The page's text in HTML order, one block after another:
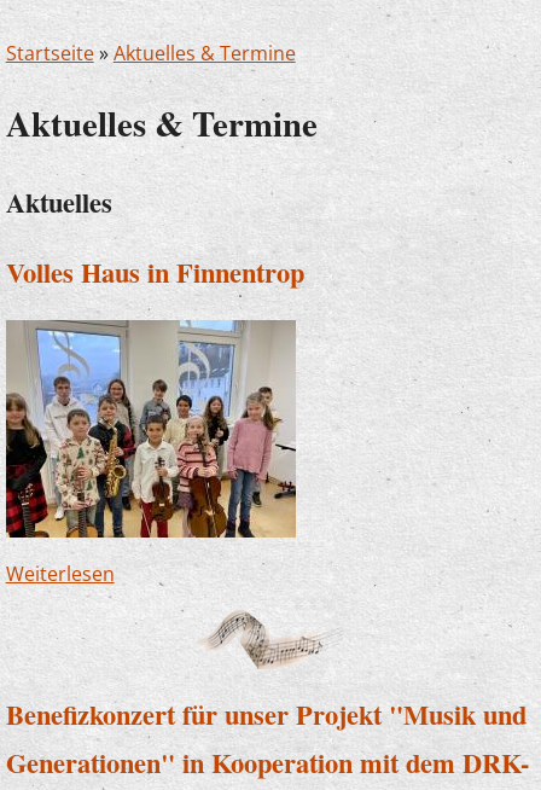
Startseite»Aktuelles & Termine
Aktuelles & Termine
Aktuelles
Volles Haus in Finnentrop
Weiterlesen über Volles Haus in Finnentrop
Benefizkonzert für unser Projekt "Musik und
Generationen" in Kooperation mit dem DRK-